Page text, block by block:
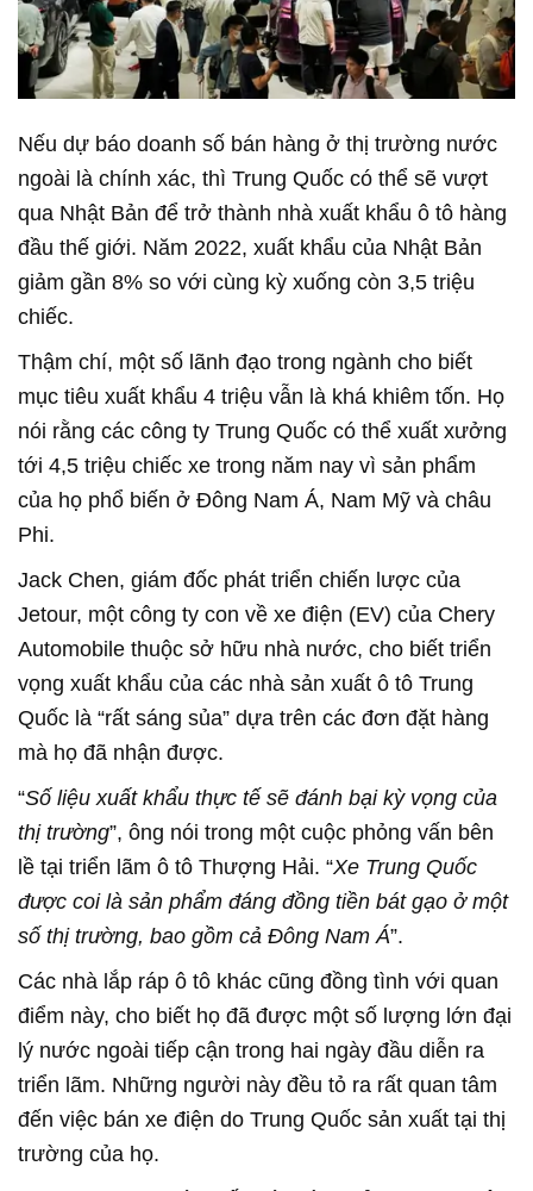
Nếu dự báo doanh số bán hàng ở thị trường nước
ngoài là chính xác, thì Trung Quốc có thể sẽ vượt
qua Nhật Bản để trở thành nhà xuất khẩu ô tô hàng
đầu thế giới. Năm 2022, xuất khẩu của Nhật Bản
giảm gần 8% so với cùng kỳ xuống còn 3,5 triệu
chiếc.
Thậm chí, một số lãnh đạo trong ngành cho biết
mục tiêu xuất khẩu 4 triệu vẫn là khá khiêm tốn. Họ
nói rằng các công ty Trung Quốc có thể xuất xưởng
tới 4,5 triệu chiếc xe trong năm nay vì sản phẩm
của họ phổ biến ở Đông Nam Á, Nam Mỹ và châu
Phi.
Jack Chen, giám đốc phát triển chiến lược của
Jetour, một công ty con về xe điện (EV) của Chery
Automobile thuộc sở hữu nhà nước, cho biết triển
vọng xuất khẩu của các nhà sản xuất ô tô Trung
Quốc là “rất sáng sủa” dựa trên các đơn đặt hàng
mà họ đã nhận được.
“Số liệu xuất khẩu thực tế sẽ đánh bại kỳ vọng của
thị trường”, ông nói trong một cuộc phỏng vấn bên
lề tại triển lãm ô tô Thượng Hải. “Xe Trung Quốc
được coi là sản phẩm đáng đồng tiền bát gạo ở một
số thị trường, bao gồm cả Đông Nam Á”.
Các nhà lắp ráp ô tô khác cũng đồng tình với quan
điểm này, cho biết họ đã được một số lượng lớn đại
lý nước ngoài tiếp cận trong hai ngày đầu diễn ra
triển lãm. Những người này đều tỏ ra rất quan tâm
đến việc bán xe điện do Trung Quốc sản xuất tại thị
trường của họ.